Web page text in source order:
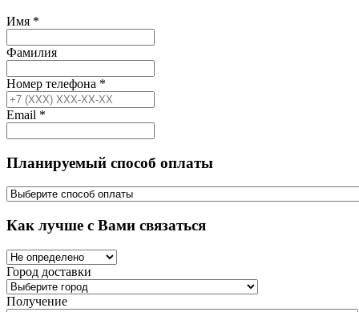
Имя *
Фамилия
Номер телефона *
Email *
Планируемый способ оплаты
Как лучше с Вами связаться
Город доставки
Получение